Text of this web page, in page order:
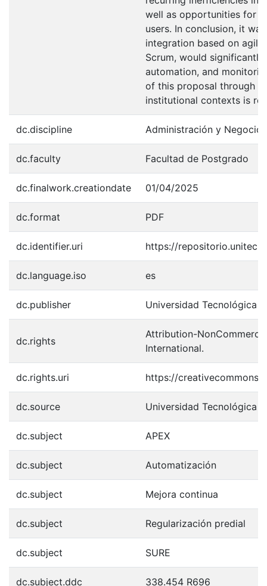
well as opportunities for
users. In conclusion, it
integration based on
Scrum, would
automation, and
of this proposal through
institutional contexts is
dc.discipline Administración y
dc.faculty Facultad de Postgrado
dc.finalwork.creationdate 01/04/2025
dc.format PDF
dc.identifier.uri https://
dc.language.iso es
dc.publisher Universidad Tecnológica
dc.rights
Attribution-
International.
dc.rights.uri https://
dc.source Universidad Tecnológica
dc.subject APEX
dc.subject Automatización
dc.subject Mejora continua
dc.subject Regularización predial
dc.subject SURE
dc.subject.ddc 338.454 R696